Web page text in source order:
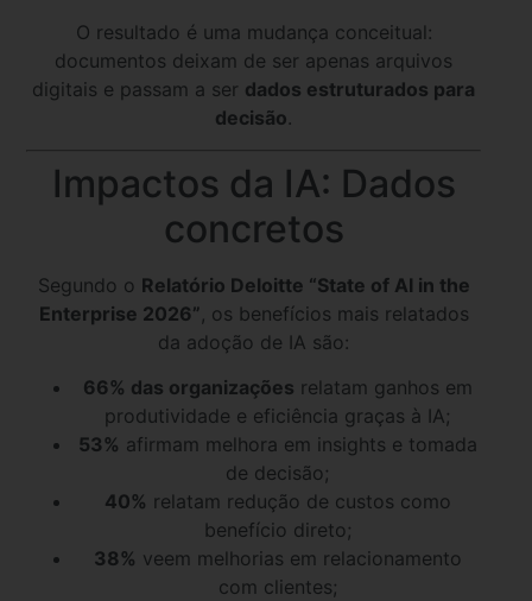
O resultado é uma mudança conceitual:
documentos deixam de ser apenas arquivos
digitais e passam a ser dados estruturados para
decisão.
Impactos da IA: Dados
concretos
Segundo o Relatório Deloitte “State of AI in the
Enterprise 2026” , os benefícios mais relatados
da adoção de IA são:
66% das organizações relatam ganhos em
produtividade e eficiência graças à IA;
53% afirmam melhora em insights e tomada
de decisão;
40% relatam redução de custos como
benefício direto;
38% veem melhorias em relacionamento
com clientes;